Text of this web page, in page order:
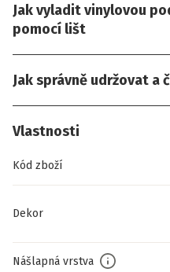
Jak vyladit vinylovou
pomocí lišt
Jak správně udržovat
Vlastnosti
Kód zboží
Dekor
Nášlapná vrstva